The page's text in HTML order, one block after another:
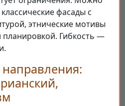
фасады с
этнические мотивы
Гибкость —
направления: